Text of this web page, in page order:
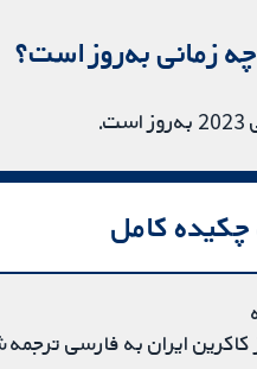
زمانی به‌روز است؟
چکیده کامل
ایران به فارسی